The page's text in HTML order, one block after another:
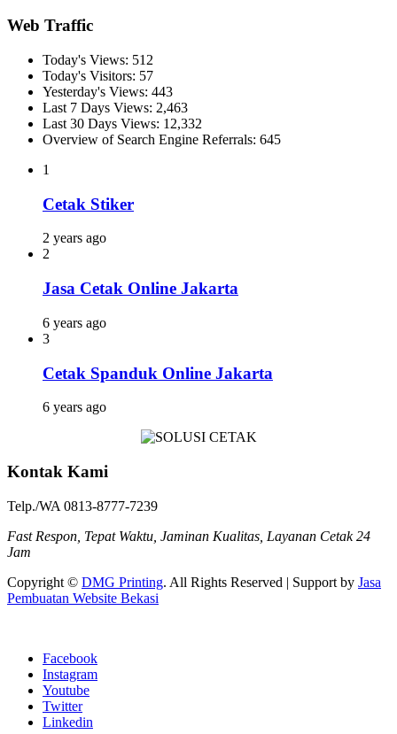
Web Traffic
Today's Views: 512
Today's Visitors: 57
Yesterday's Views: 443
Last 7 Days Views: 2,463
Last 30 Days Views: 12,332
Overview of Search Engine Referrals: 645
1
Cetak Stiker
2 years ago
2
Jasa Cetak Online Jakarta
6 years ago
3
Cetak Spanduk Online Jakarta
6 years ago
Kontak Kami
Telp./WA 0813-8777-7239
Fast Respon, Tepat Waktu, Jaminan Kualitas, Layanan Cetak 24
Jam
Copyright © DMG Printing. All Rights Reserved | Support by Jasa
Pembuatan Website Bekasi
Facebook
Instagram
Youtube
Twitter
Linkedin